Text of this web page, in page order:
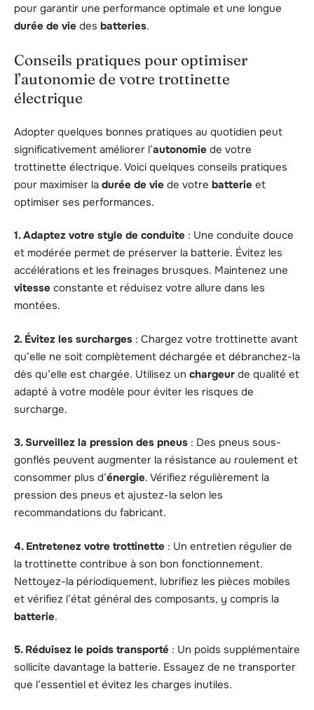
pour garantir une performance optimale et une longue
durée de vie des batteries.
Conseils pratiques pour optimiser
l’autonomie de votre trottinette
électrique
Adopter quelques bonnes pratiques au quotidien peut
significativement améliorer l’autonomie de votre
trottinette électrique. Voici quelques conseils pratiques
pour maximiser la durée de vie de votre batterie et
optimiser ses performances.
1. Adaptez votre style de conduite : Une conduite douce
et modérée permet de préserver la batterie. Évitez les
accélérations et les freinages brusques. Maintenez une
vitesse constante et réduisez votre allure dans les
montées.
2. Évitez les surcharges : Chargez votre trottinette avant
qu’elle ne soit complètement déchargée et débranchez-la
dès qu’elle est chargée. Utilisez un chargeur de qualité et
adapté à votre modèle pour éviter les risques de
surcharge.
3. Surveillez la pression des pneus : Des pneus sous-
gonflés peuvent augmenter la résistance au roulement et
consommer plus d’énergie. Vérifiez régulièrement la
pression des pneus et ajustez-la selon les
recommandations du fabricant.
4. Entretenez votre trottinette : Un entretien régulier de
la trottinette contribue à son bon fonctionnement.
Nettoyez-la périodiquement, lubrifiez les pièces mobiles
et vérifiez l’état général des composants, y compris la
batterie.
5. Réduisez le poids transporté : Un poids supplémentaire
sollicite davantage la batterie. Essayez de ne transporter
que l’essentiel et évitez les charges inutiles.